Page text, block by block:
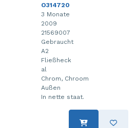
O314720
3 Monate
2009
21569007
Gebraucht
A2
Fließheck
al
Chrom, Chroom
Außen
In nette staat.